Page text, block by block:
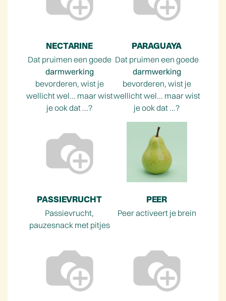
NECTARINE
Dat pruimen een goede
darmwerking
bevorderen, wist je
wellicht wel... maar wist
je ook dat ...?
PARAGUAYA
Dat pruimen een goede
darmwerking
bevorderen, wist je
wellicht wel... maar wist
je ook dat ...?
PASSIEVRUCHT
Passievrucht,
pauzesnack met pitjes
PEER
Peer activeert je brein